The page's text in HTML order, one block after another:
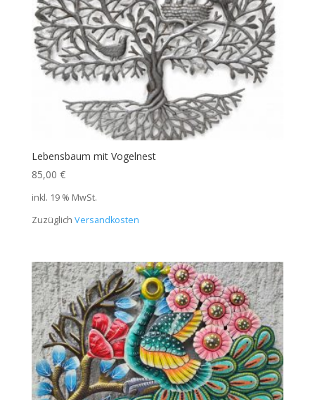
Lebensbaum mit Vogelnest
85,00 €
inkl. 19 % MwSt.
Zuzüglich Versandkosten